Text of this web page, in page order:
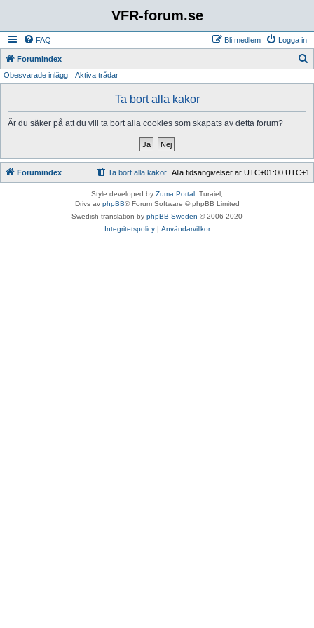
VFR-forum.se
FAQ Logga in
Bli medlem
Forumindex
Obesvarade inlägg Aktiva trådar
Ta bort alla kakor
Är du säker på att du vill ta bort alla cookies som skapats av detta forum?
Forumindex Alla tidsangivelser är UTC+01:00 UTC+1
Ta bort alla kakor
Style developed by Zuma Portal , Turaiel,
Drivs av phpBB® Forum Software © phpBB Limited
Swedish translation by phpBB Sweden © 2006-2020
Integritetspolicy| Användarvillkor